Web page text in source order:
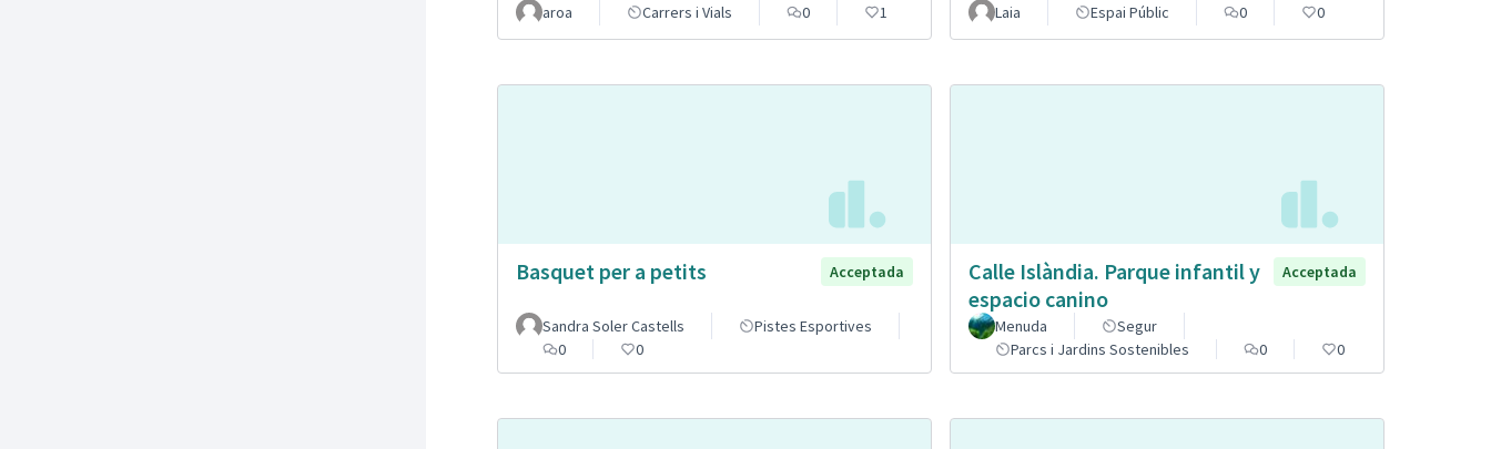
aroa Carrers i Vials 0 1 Laia Espai Públic 0 0
Basquet per a petits Acceptada
Sandra Soler Castells
Pistes Esportives
0
0
Calle Islàndia. Parque infantil y
espacio canino
Acceptada
Menuda
Segur
Parcs i Jardins Sostenibles
0 0